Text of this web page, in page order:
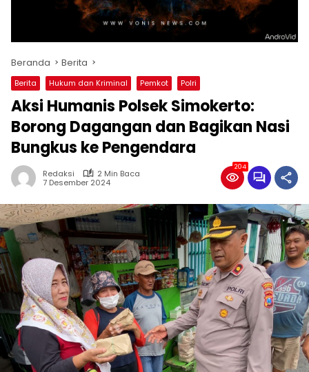
Beranda Berita
Berita Hukum dan Kriminal Pemkot Polri
Aksi Humanis Polsek Simokerto:
Borong Dagangan dan Bagikan Nasi
Bungkus ke Pengendara
Redaksi
2 Min Baca
7 Desember 2024
204